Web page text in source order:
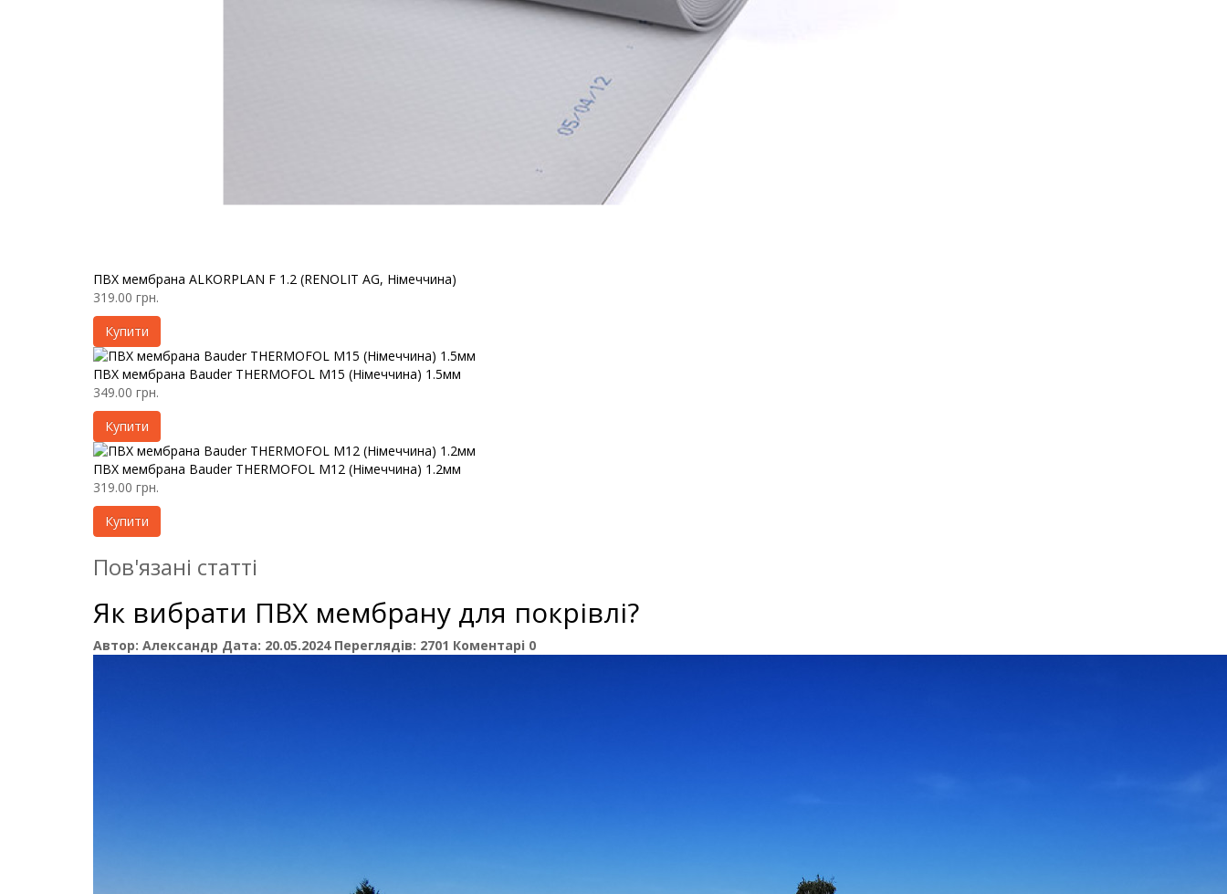
ПВХ мембрана ALKORPLAN F 1.2 (RENOLIT AG, Німеччина)
319.00 грн.
Купити
ПВХ мембрана Bauder THERMOFOL M15 (Німеччина) 1.5мм
349.00 грн.
Купити
ПВХ мембрана Bauder THERMOFOL M12 (Німеччина) 1.2мм
319.00 грн.
Купити
Пов'язані статті
Як вибрати ПВХ мембрану для покрівлі?
Автор: Александр Дата: 20.05.2024 Переглядів: 2701 Коментарі 0